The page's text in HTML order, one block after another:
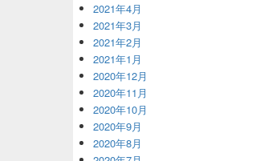
2021年4月
2021年3月
2021年2月
2021年1月
2020年12月
2020年11月
2020年10月
2020年9月
2020年8月